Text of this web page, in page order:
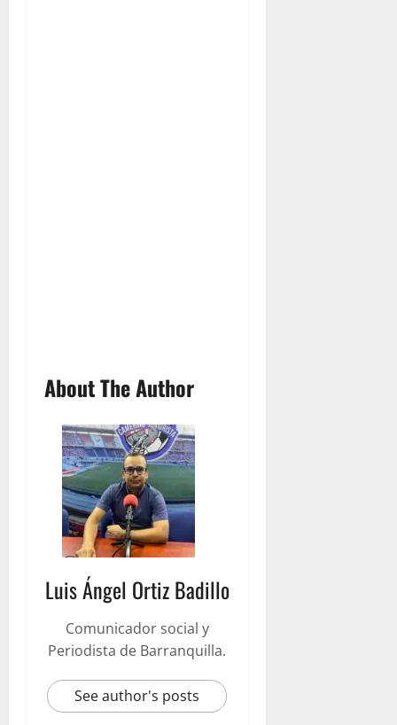
About The Author
Luis Ángel Ortiz Badillo
Comunicador social y
Periodista de Barranquilla.
See author's posts